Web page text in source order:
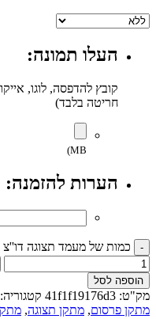
העלו תמונה:
קובץ להדפסה, לוגו,
חריטה בלבד)
MB)
הערות להזמנה:
כמות של מעמד תצוגה
הוספה לסל
מק"ט: 41f1f19176d3 קטגוריה:
מתקן פרסום, מתקן תצוגה,